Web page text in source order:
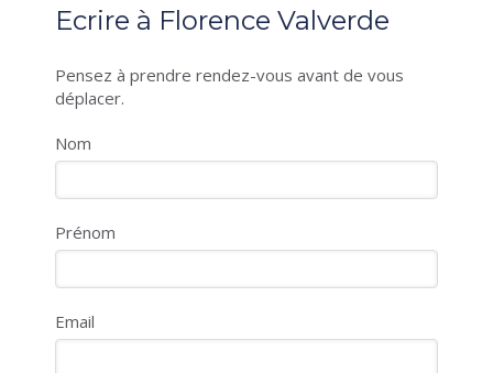
Ecrire à Florence Valverde
Pensez à prendre rendez-vous avant de vous
déplacer.
Nom
Prénom
Email